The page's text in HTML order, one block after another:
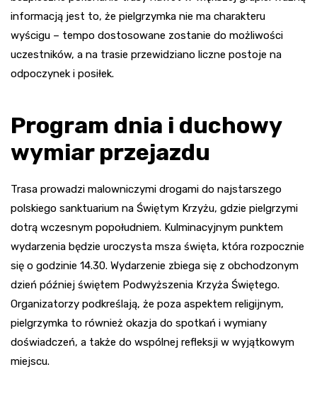
informacją jest to, że pielgrzymka nie ma charakteru
wyścigu – tempo dostosowane zostanie do możliwości
uczestników, a na trasie przewidziano liczne postoje na
odpoczynek i posiłek.
Program dnia i duchowy
wymiar przejazdu
Trasa prowadzi malowniczymi drogami do najstarszego
polskiego sanktuarium na Świętym Krzyżu, gdzie pielgrzymi
dotrą wczesnym popołudniem. Kulminacyjnym punktem
wydarzenia będzie uroczysta msza święta, która rozpocznie
się o godzinie 14.30. Wydarzenie zbiega się z obchodzonym
dzień później świętem Podwyższenia Krzyża Świętego.
Organizatorzy podkreślają, że poza aspektem religijnym,
pielgrzymka to również okazja do spotkań i wymiany
doświadczeń, a także do wspólnej refleksji w wyjątkowym
miejscu.